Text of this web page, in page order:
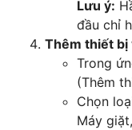
Lưu ý:
đầu chỉ
Thêm thiết bị
Trong
(Thêm
Chọn
Máy